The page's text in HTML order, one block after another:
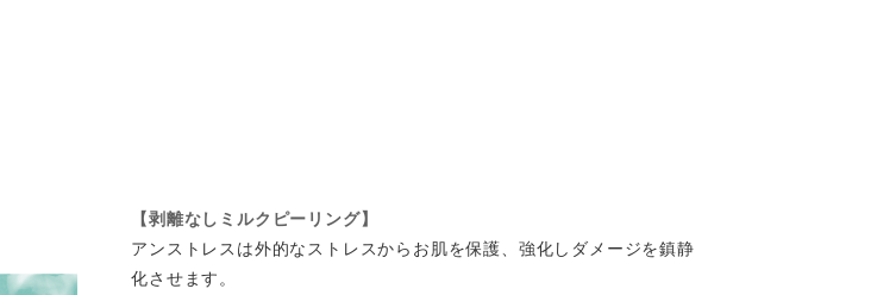
【剥離なしミルクピーリング】
アンストレスは外的なストレスからお肌を保護、強化しダメージを鎮静
化させます。